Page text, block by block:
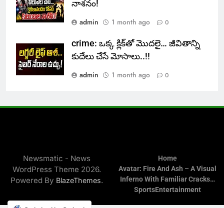
నాశనం!
admin
1 month ago 0
crime: ఒక్క క్లిక్‌తో మొదలై… జీవితాన్ని
కుదేలు చేసే మోసాలు..!!
admin
1 month ago 0
Newsmatic - News
WordPress Theme 2026.
Powered By BlazeThemes.
Home
Avatar: Fire And Ash – A Visual
Inferno With Familiar Cracks…
SportsEntertainment